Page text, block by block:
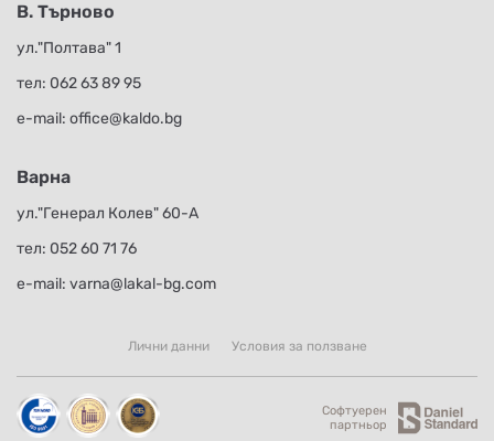
В. Търново
ул."Полтава" 1
тел: 062 63 89 95
е-mail: office@kaldo.bg
Варна
ул."Генерал Колев" 60-А
тел: 052 60 71 76
е-mail: varna@lakal-bg.com
Лични данни Условия за ползване
Софтуерен
партньор